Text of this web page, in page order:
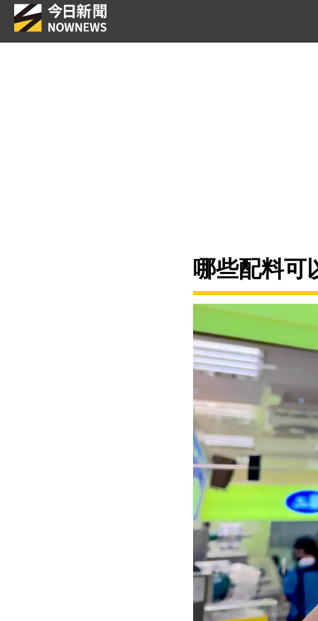
哪些配料可